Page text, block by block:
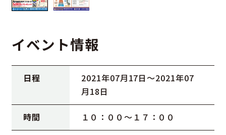
イベント情報
日程
2021年07月17日〜2021年07
月18日
時間 １０：００～１７：００